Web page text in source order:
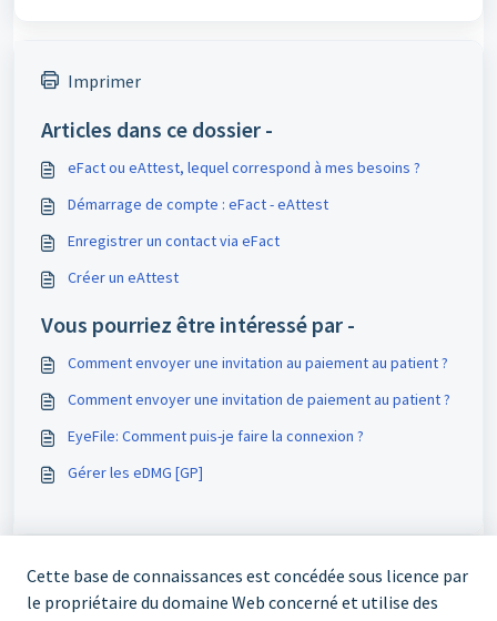
Imprimer
Articles dans ce dossier -
eFact ou eAttest, lequel correspond à mes besoins ?
Démarrage de compte : eFact - eAttest
Enregistrer un contact via eFact
Créer un eAttest
Vous pourriez être intéressé par -
Comment envoyer une invitation au paiement au patient ?
Comment envoyer une invitation de paiement au patient ?
EyeFile: Comment puis-je faire la connexion ?
Gérer les eDMG [GP]
Cette base de connaissances est concédée sous licence par
le propriétaire du domaine Web concerné et utilise des